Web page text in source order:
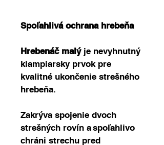
Spoľahlivá ochrana hrebeňa
Hrebenáč malý je nevyhnutný
klampiarsky prvok pre
kvalitné ukončenie strešného
hrebeňa.
Zakrýva spojenie dvoch
strešných rovín a spoľahlivo
chráni strechu pred